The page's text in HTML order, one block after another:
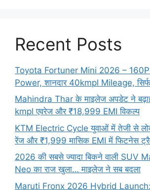
Recent Posts
Toyota Fortuner Mini 2026 –
Power, शानदार 40kmpl Mileage,
Mahindra Thar के माइलेज अपडेट ने
kmpl एवरेज और ₹18,999 EMI विकल्प
KTM Electric Cycle युवाओं में तेजी से
रेंज और ₹1,999 मासिक EMI में फिटनेस
2026 की सबसे ज्यादा बिकने वाली SUV
Neo का राज खुला… माइलेज ने सब बदला
Maruti Fronx 2026 Hybrid Launch: